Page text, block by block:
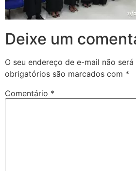
Deixe um
O seu endereço de e-mail não
obrigatórios são marcados com *
Comentário *